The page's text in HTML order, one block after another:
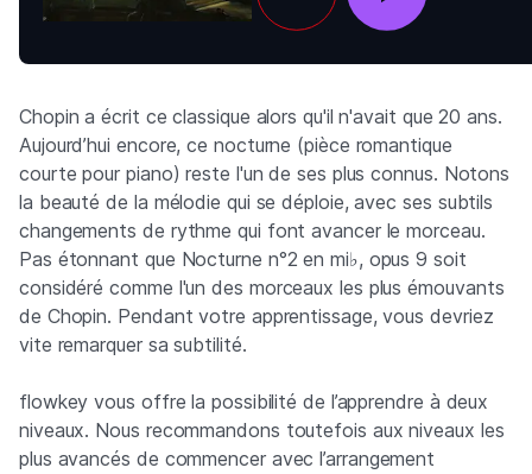
Chopin a écrit ce classique alors qu'il n'avait que 20 ans.
Aujourd’hui encore, ce nocturne (pièce romantique
courte pour piano) reste l'un de ses plus connus. Notons
la beauté de la mélodie qui se déploie, avec ses subtils
changements de rythme qui font avancer le morceau.
Pas étonnant que Nocturne n°2 en mi♭, opus 9 soit
considéré comme l'un des morceaux les plus émouvants
de Chopin. Pendant votre apprentissage, vous devriez
vite remarquer sa subtilité.
flowkey vous offre la possibilité de l’apprendre à deux
niveaux. Nous recommandons toutefois aux niveaux les
plus avancés de commencer avec l’arrangement